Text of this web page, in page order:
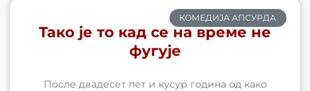
КОМЕДИЈА АПСУРДА
Тако је то кад се на време не
фугује
После двадесет пет и кусур година од како